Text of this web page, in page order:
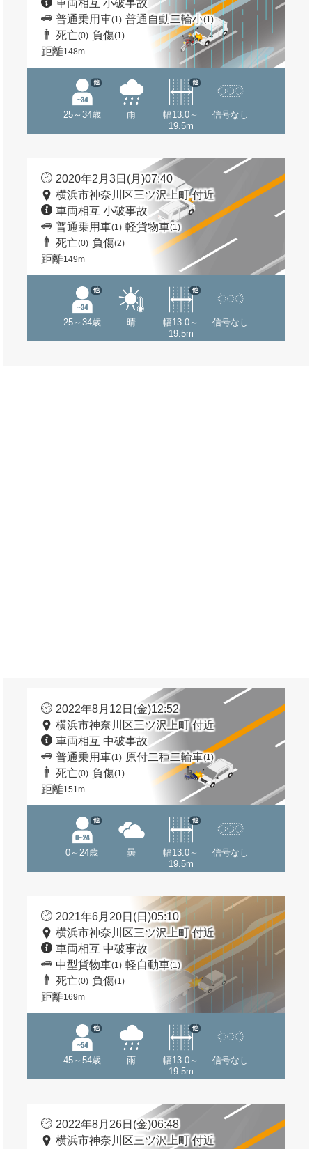
車両相互 小破事故
普通乗用車(1) 普通自動二輪小(1)
死亡(0) 負傷(1)
距離148m
25～34歳
他
雨
幅13.0～
19.5m
他
信号なし
2020年2月3日(月)07:40
横浜市神奈川区三ツ沢上町 付近
車両相互 小破事故
普通乗用車(1) 軽貨物車(1)
死亡(0) 負傷(2)
距離149m
25～34歳
他
晴
幅13.0～
19.5m
他
信号なし
2022年8月12日(金)12:52
横浜市神奈川区三ツ沢上町 付近
車両相互 中破事故
普通乗用車(1) 原付二種二輪車(1)
死亡(0) 負傷(1)
距離151m
0～24歳
他
曇
幅13.0～
19.5m
他
信号なし
2021年6月20日(日)05:10
横浜市神奈川区三ツ沢上町 付近
車両相互 中破事故
中型貨物車(1) 軽自動車(1)
死亡(0) 負傷(1)
距離169m
45～54歳
他
雨
幅13.0～
19.5m
他
信号なし
2022年8月26日(金)06:48
横浜市神奈川区三ツ沢上町 付近